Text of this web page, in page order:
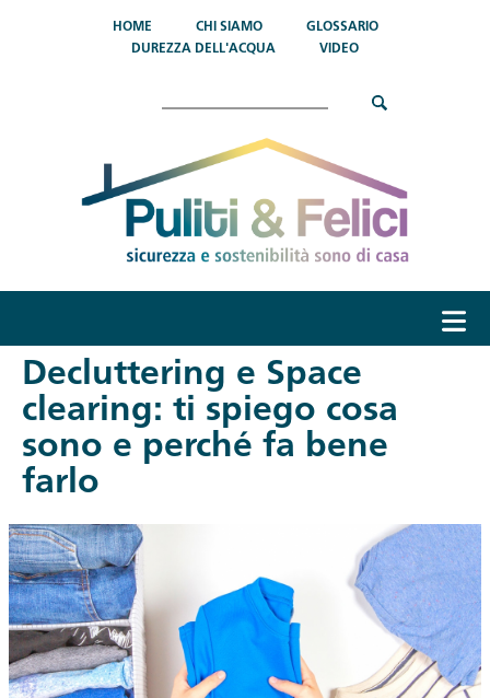
HOME CHI SIAMO
GLOSSARIO
DUREZZA DELL'ACQUA
VIDEO
menu
Decluttering e Space
clearing: ti spiego cosa
sono e perché fa bene
farlo